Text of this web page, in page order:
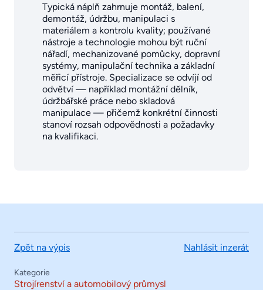
Typická náplň zahrnuje montáž, balení,
demontáž, údržbu, manipulaci s
materiálem a kontrolu kvality; používané
nástroje a technologie mohou být ruční
nářadí, mechanizované pomůcky, dopravní
systémy, manipulační technika a základní
měřicí přístroje. Specializace se odvíjí od
odvětví — například montážní dělník,
údržbářské práce nebo skladová
manipulace — přičemž konkrétní činnosti
stanoví rozsah odpovědnosti a požadavky
na kvalifikaci.
Zpět na výpis Nahlásit inzerát
Kategorie
Strojírenství a automobilový průmysl